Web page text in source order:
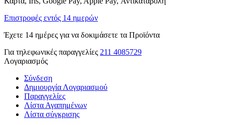
Επιστροφές εντός 14 ημερών
Έχετε 14 ημέρες για να δοκιμάσετε τα Προϊόντα
Για τηλεφωνικές παραγγελίες 211 4085729
Λογαριασμός
Σύνδεση
Δημιουργία Λογαριασμού
Παραγγελίες
Λίστα Αγαπημένων
Λίστα σύγκρισης